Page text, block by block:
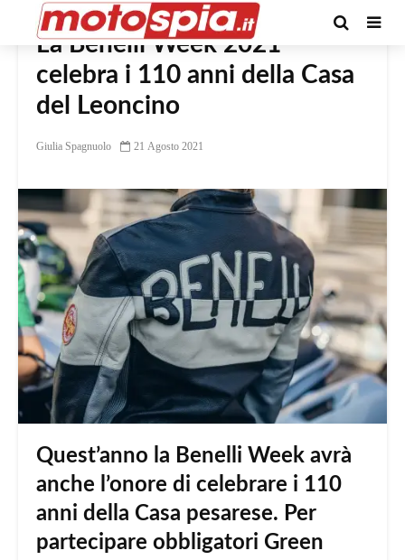
La Benelli Week 2021
celebra i 110 anni della Casa
del Leoncino
Giulia Spagnuolo 21 Agosto 2021
Quest’anno la Benelli Week avrà
anche l’onore di celebrare i 110
anni della Casa pesarese. Per
partecipare obbligatori Green